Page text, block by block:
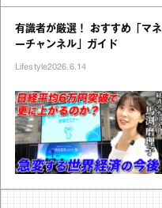
有識者が厳選！ おすすめ「マネ
ーチャンネル」ガイド
Lifestyle2026.6.14